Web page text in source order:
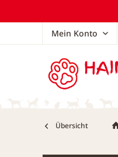
Mein Konto
Übersicht